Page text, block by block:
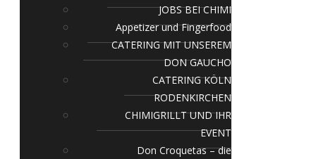
JOBS BEI CHIMI
Appetizer und Fingerfood
CATERING MIT UNSEREM
DON GAUCHO
CATERING KÖLN
RODENKIRCHEN
CHIMIGRILLT UND IHR
EVENT
Don Croquetas – die